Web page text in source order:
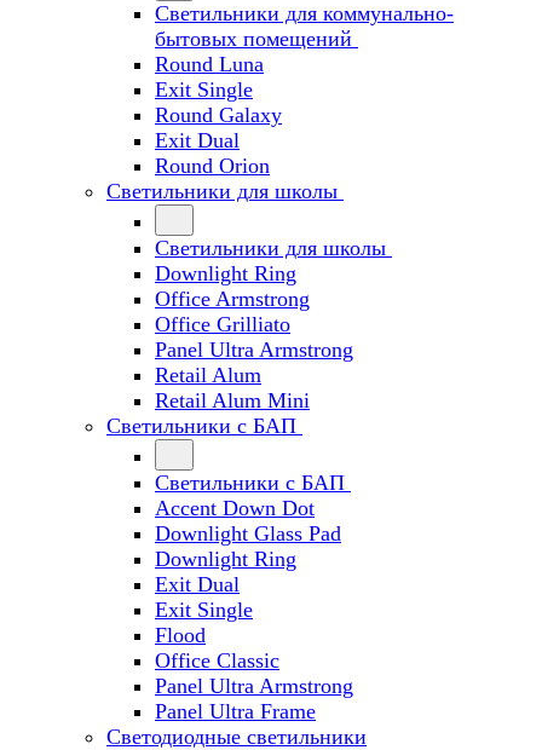
Светильники для коммунально-
бытовых помещений
Round Luna
Exit Single
Round Galaxy
Exit Dual
Round Orion
Светильники для школы
Светильники для школы
Downlight Ring
Office Armstrong
Office Grilliato
Panel Ultra Armstrong
Retail Alum
Retail Alum Mini
Светильники с БАП
Светильники с БАП
Accent Down Dot
Downlight Glass Pad
Downlight Ring
Exit Dual
Exit Single
Flood
Office Classic
Panel Ultra Armstrong
Panel Ultra Frame
Светодиодные светильники